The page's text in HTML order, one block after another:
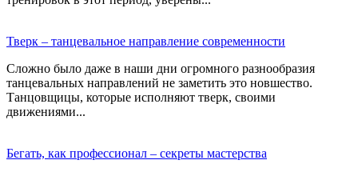
Тверк – танцевальное направление современности
Сложно было даже в наши дни огромного разнообразия
танцевальных направлений не заметить это новшество.
Танцовщицы, которые исполняют тверк, своими
движениями...
Бегать, как профессионал – секреты мастерства